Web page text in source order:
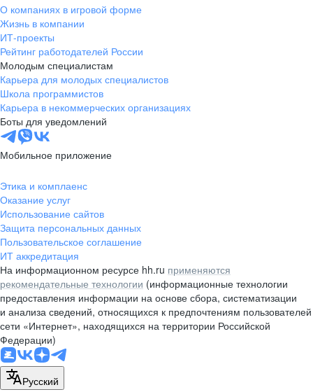
Новосибирск
ул. Большевистская, д. 35,
помещение 21
+7 383 207-94-64
pr@nsk.hh.ru
Минск
пр-т Дзержинского, д. 57,
10 этаж, помещение 45-1
pr@rabota.by
Алматы
пр. Абая, д. 151, БЦ Алатау,
12 этаж, офис 1209
+7 727 232-13-13
pr@headhunter.com.kz
О компаниях в игровой форме
Жизнь в компании
ИТ-проекты
Рейтинг работодателей России
Молодым специалистам
Карьера для молодых специалистов
Школа программистов
Карьера в некоммерческих организациях
Боты для уведомлений
Мобильное приложение
Этика и комплаенс
Оказание услуг
Использование сайтов
Защита персональных данных
Пользовательское соглашение
ИТ аккредитация
На информационном ресурсе hh.ru применяются
рекомендательные технологии (информационные технологии
предоставления информации на основе сбора, систематизации
и анализа сведений, относящихся к предпочтениям пользователей
сети «Интернет», находящихся на территории Российской
Федерации)
Русский